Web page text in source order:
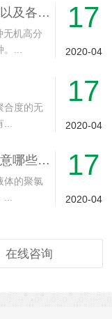
聚氯化铝的两种形态以及各自的优缺点
无机高分
...
17
2020-04
合度的无
17
2020-04
聚氯化铝使用时应注意哪些问题
体的聚氯
17
2020-04
在线咨询